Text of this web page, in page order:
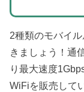
2種類のモバイ
きましょう！通
り最大速度
WiFiを販売して